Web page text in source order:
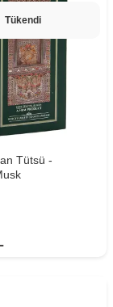
Tükendi
Tütsü -